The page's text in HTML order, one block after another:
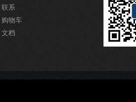
联系
购物车
文档